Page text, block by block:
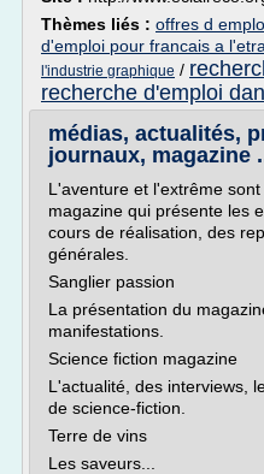
Thèmes liés : offres d
d'emploi pour francais a
l'industrie graphique /
recherche d'emploi
médias, actualités,
journaux, magazine
L'aventure et l'extrême
magazine qui présente les
cours de réalisation, des
générales.
Sanglier passion
La présentation du
manifestations.
Science fiction magazine
L'actualité, des interviews,
de science-fiction.
Terre de vins
Les saveurs...